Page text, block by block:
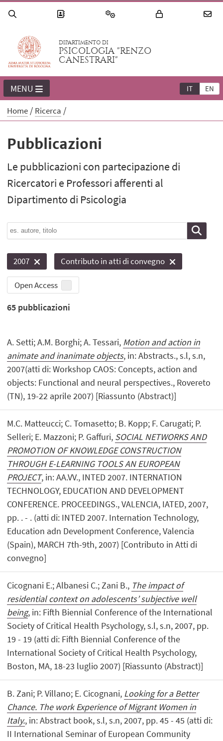
DIPARTIMENTO DI
PSICOLOGIA "RENZO
CANESTRARI"
IT EN
MENU
Home Ricerca
Pubblicazioni
Le pubblicazioni con partecipazione di
Ricercatori e Professori afferenti al
Dipartimento di Psicologia
2007 Contributo in atti di convegno
Open Access
65 pubblicazioni
A. Setti; A.M. Borghi; A. Tessari, Motion and action in
animate and inanimate objects, in: Abstracts., s.l, s.n,
2007(atti di: Workshop CAOS: Concepts, action and
objects: Functional and neural perspectives., Rovereto
(TN), 19-22 aprile 2007) [Riassunto (Abstract)]
M.C. Matteucci; C. Tomasetto; B. Kopp; F. Carugati; P.
Selleri; E. Mazzoni; P. Gaffuri, SOCIAL NETWORKS AND
PROMOTION OF KNOWLEDGE CONSTRUCTION
THROUGH E-LEARNING TOOLS AN EUROPEAN
PROJECT, in: AA.VV., INTED 2007. INTERNATION
TECHNOLOGY, EDUCATION AND DEVELOPMENT
CONFERENCE. PROCEEDINGS., VALENCIA, IATED, 2007,
pp. . - . (atti di: INTED 2007. Internation Technology,
Education adn Development Conference, Valencia
(Spain), MARCH 7th-9th, 2007) [Contributo in Atti di
convegno]
Cicognani E.; Albanesi C.; Zani B., The impact of
residential context on adolescents’ subjective well
being, in: Fifth Biennial Conference of the International
Society of Critical Health Psychology, s.l, s.n, 2007, pp.
19 - 19 (atti di: Fifth Biennial Conference of the
International Society of Critical Health Psychology,
Boston, MA, 18-23 luglio 2007) [Riassunto (Abstract)]
B. Zani; P. Villano; E. Cicognani, Looking for a Better
Chance. The work Experience of Migrant Women in
Italy., in: Abstract book, s.l, s.n, 2007, pp. 45 - 45 (atti di:
II International Seminar of European Community